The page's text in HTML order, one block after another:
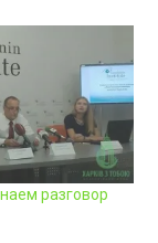
разговор